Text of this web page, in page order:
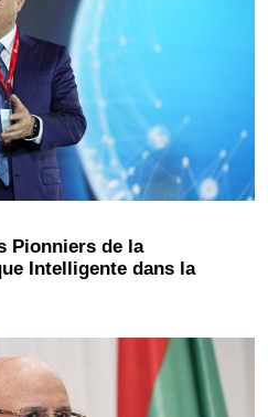
Pionniers de la
Intelligente dans la